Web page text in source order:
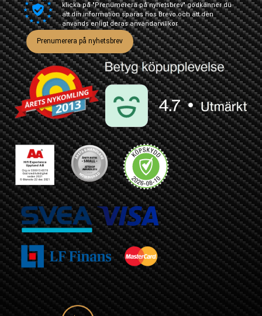
klicka på "Prenumerera på nyhetsbrev" godkänner du
att din information sparas hos Brevo och att den
används enligt derasanvändarvillkor
Prenumerera på nyhetsbrev